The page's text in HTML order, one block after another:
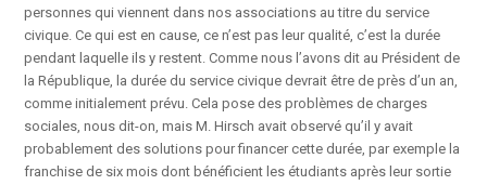
personnes qui viennent dans nos associations au titre du service
civique. Ce qui est en cause, ce n’est pas leur qualité, c’est la durée
pendant laquelle ils y restent. Comme nous l’avons dit au Président de
la République, la durée du service civique devrait être de près d’un an,
comme initialement prévu. Cela pose des problèmes de charges
sociales, nous dit-on, mais M. Hirsch avait observé qu’il y avait
probablement des solutions pour financer cette durée, par exemple la
franchise de six mois dont bénéficient les étudiants après leur sortie